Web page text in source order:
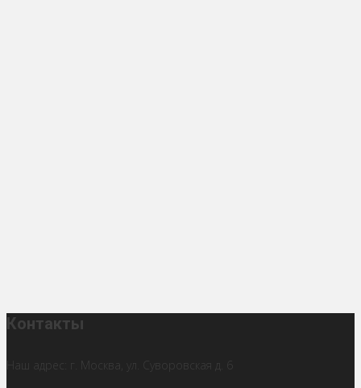
Контакты
Наш адрес: г. Москва, ул. Суворовская д. 6